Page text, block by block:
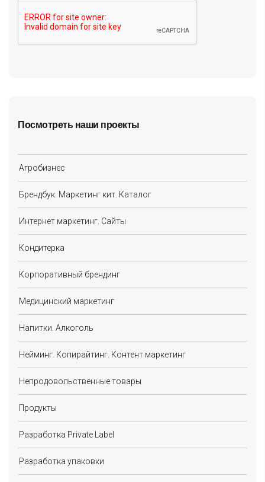
Посмотреть наши проекты
Агробизнес
Брендбук. Маркетинг кит. Каталог
Интернет маркетинг. Сайты
Кондитерка
Корпоративный брендинг
Медицинский маркетинг
Напитки. Алкоголь
Нейминг. Копирайтинг. Контент маркетинг
Непродовольственные товары
Продукты
Разработка Private Label
Разработка упаковки